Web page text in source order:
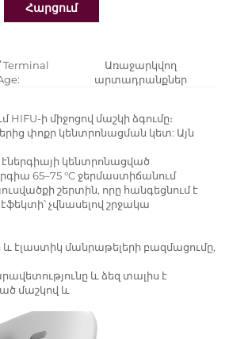
Հարցում
Terminal
Առաջարկվող
արտադրանքներ
ի միջոցով մաշկի ձգումը։
փոքր կենտրոնացման կետ: Այն
կենտրոնացված
65–75 °C ջերմաստիճանում
շերտին, որը հանգեցնում է
չվնասելով շրջակա
և էլաստիկ մանրաթելերի բազմացումը,
և ձեզ տալիս է
մաշկով և